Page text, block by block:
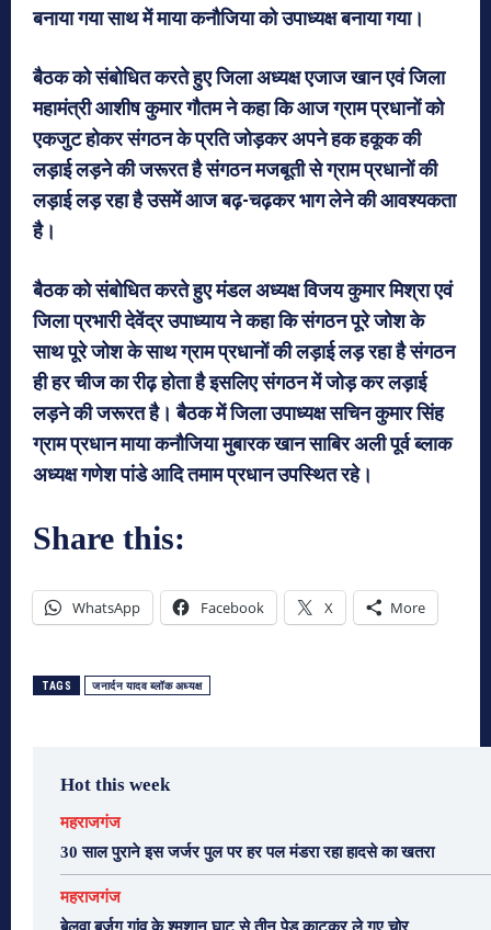
बनाया गया साथ में माया कनौजिया को उपाध्यक्ष बनाया गया।
बैठक को संबोधित करते हुए जिला अध्यक्ष एजाज खान एवं जिला
महामंत्री आशीष कुमार गौतम ने कहा कि आज ग्राम प्रधानों को
एकजुट होकर संगठन के प्रति जोड़कर अपने हक हकूक की
लड़ाई लड़ने की जरूरत है संगठन मजबूती से ग्राम प्रधानों की
लड़ाई लड़ रहा है उसमें आज बढ़-चढ़कर भाग लेने की आवश्यकता
है।
बैठक को संबोधित करते हुए मंडल अध्यक्ष विजय कुमार मिश्रा एवं
जिला प्रभारी देवेंद्र उपाध्याय ने कहा कि संगठन पूरे जोश के
साथ पूरे जोश के साथ ग्राम प्रधानों की लड़ाई लड़ रहा है संगठन
ही हर चीज का रीढ़ होता है इसलिए संगठन में जोड़ कर लड़ाई
लड़ने की जरूरत है। बैठक में जिला उपाध्यक्ष सचिन कुमार सिंह
ग्राम प्रधान माया कनौजिया मुबारक खान साबिर अली पूर्व ब्लाक
अध्यक्ष गणेश पांडे आदि तमाम प्रधान उपस्थित रहे।
Share this:
WhatsApp Facebook X More
TAGS जनार्दन यादव ब्लॉक अध्यक्ष
Hot this week
महराजगंज
30 साल पुराने इस जर्जर पुल पर हर पल मंडरा रहा हादसे का खतरा
महराजगंज